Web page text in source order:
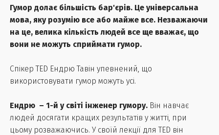
Гумор долає більшість бар'єрів. Це універсальна
мова, яку розумію все або майже все. Незважаючи
на це, велика кількість людей все ще вважає, що
вони не можуть сприймати гумор.
Спікер TED Ендрю Тавін упевнений, що
використовувати гумор можуть усі.
Ендрю – 1-й у світі інженер гумору. Він навчає
людей досягати кращих результатів у житті, при
цьому розважаючись. У своїй лекції для TED він